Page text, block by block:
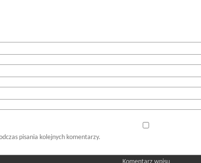
pisania kolejnych komentarzy.